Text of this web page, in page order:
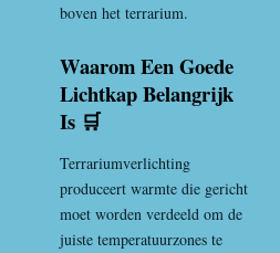
boven het terrarium.
Waarom Een Goede
Lichtkap Belangrijk
Is 🛒
Terrariumverlichting
produceert warmte die gericht
moet worden verdeeld om de
juiste temperatuurzones te